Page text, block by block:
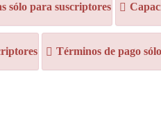
sólo para suscriptores
Términos de pago